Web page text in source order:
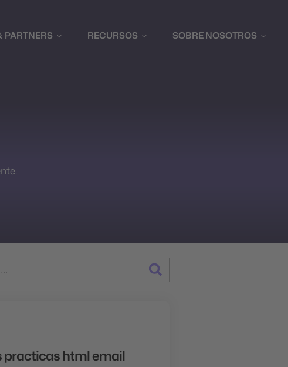
PARTNERS RECURSOS SOBRE NOSOTROS
practicas html email